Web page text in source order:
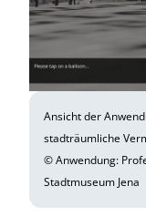
Ansicht der
stadträumliche
© Anwendung:
Stadtmuseum Jena